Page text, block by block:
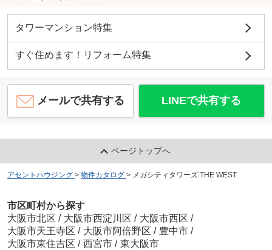
タワーマンション特集
すぐ住めます！リフォーム特集
メールで共有する LINEで共有する
ページトップへ
アセントハウジング > 物件カタログ > メガシティタワーズ THE WEST
市区町村から探す
大阪市北区 / 大阪市西淀川区 / 大阪市西区 /
大阪市天王寺区 / 大阪市阿倍野区 / 豊中市 /
大阪市東住吉区 / 西宮市 / 東大阪市